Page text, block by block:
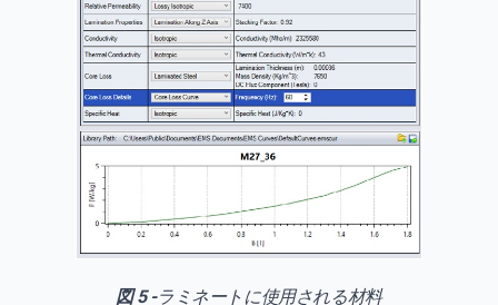
図 5 -ラミネートに使用される材料